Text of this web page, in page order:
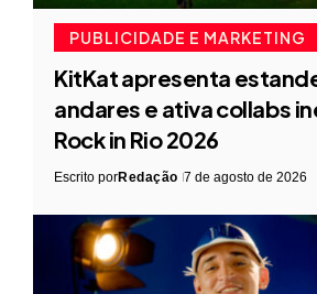
PUBLICIDADE E MARKETING
KitKat apresenta
andares e ativa collabs
Rock in Rio 2026
Escrito porRedação 7 de agosto de 2026